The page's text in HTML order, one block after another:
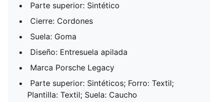
Parte superior: Sintético
Cierre: Cordones
Suela: Goma
Diseño: Entresuela apilada
Marca Porsche Legacy
Parte superior: Sintéticos; Forro: Textil;
Plantilla: Textil; Suela: Caucho